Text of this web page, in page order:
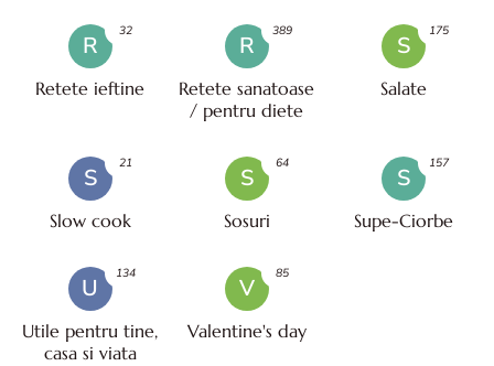
R
Retete ieftine
32
R
Retete sanatoase
/ pentru diete
389
S
Salate
175
S
Slow cook
21
S
Sosuri
64
S
Supe-Ciorbe
157
U
Utile pentru tine,
casa si viata
134
V
Valentine's day
85